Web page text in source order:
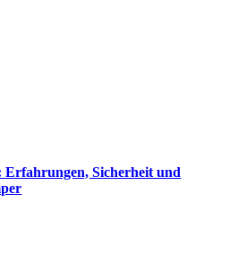
Erfahrungen, Sicherheit und